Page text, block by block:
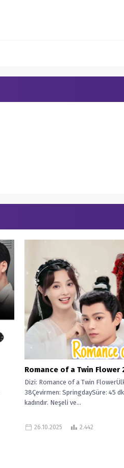
Romance of a Twin Flower
Dizi: Romance of a Twin
38Çevirmen: SpringdaySüre: 45
kadındır. Neşeli ve...
26.10.2025 2.442